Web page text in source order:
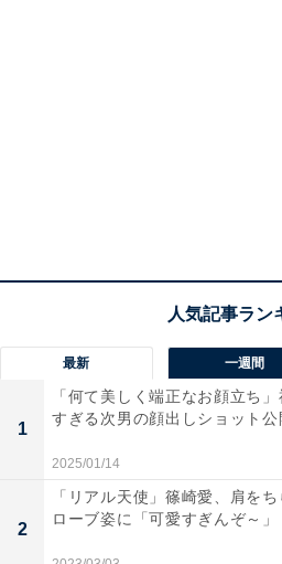
最新 一週間
1
「何て美しく端正なお顔立ち
すぎる次男の顔出しショット
2025/01/14
2
「リアル天使」篠崎愛、肩を
ローブ姿に「可愛すぎんぞ～